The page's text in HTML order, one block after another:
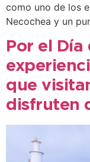
como uno de los
Necochea y un
Por el
que
disfruten